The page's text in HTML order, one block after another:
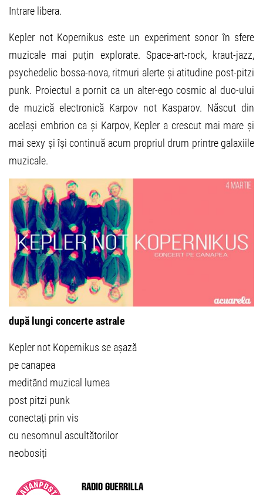
Intrare libera.
Kepler not Kopernikus este un experiment sonor în sfere
muzicale mai puțin explorate. Space-art-rock, kraut-jazz,
psychedelic bossa-nova, ritmuri alerte și atitudine post-pitzi
punk. Proiectul a pornit ca un alter-ego cosmic al duo-ului
de muzică electronică Karpov not Kasparov. Născut din
același embrion ca și Karpov, Kepler a crescut mai mare și
mai sexy și își continuă acum propriul drum printre galaxiile
muzicale.
după lungi concerte astrale
Kepler not Kopernikus se așază
pe canapea
meditând muzical lumea
post pitzi punk
conectați prin vis
cu nesomnul ascultătorilor
neobosiți
Radio Guerrilla